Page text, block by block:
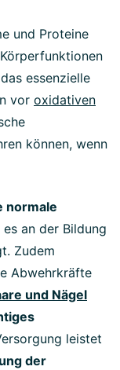
und Proteine
essenzielle
vor oxidativen
können, wenn
normale
an der Bildung
Zudem
Abwehrkräfte
und Nägel
leistet
der